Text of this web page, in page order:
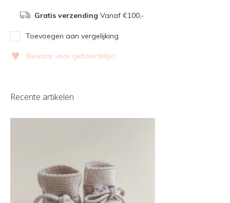
Gratis verzending Vanaf €100,-
Toevoegen aan vergelijking
♥ Bewaar voor geboortelijst
Recente artikelen